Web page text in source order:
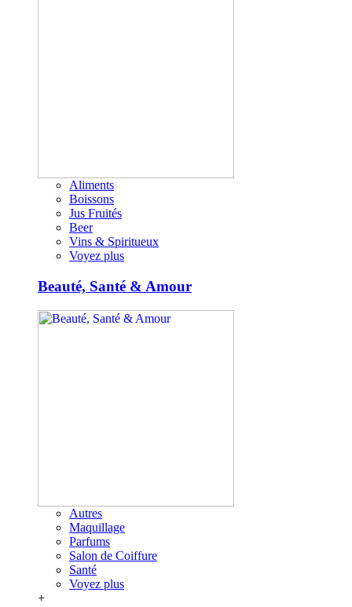
Aliments
Boissons
Jus Fruités
Beer
Vins & Spiritueux
Voyez plus
Beauté, Santé & Amour
Autres
Maquillage
Parfums
Salon de Coiffure
Santé
Voyez plus
+